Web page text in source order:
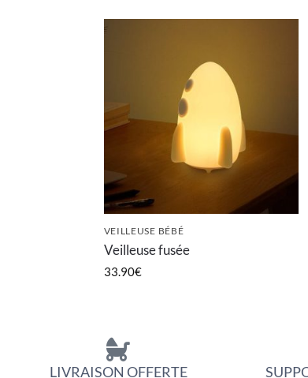
VEILLEUSE BÉBÉ
Veilleuse fusée
33.90€
LIVRAISON OFFERTE